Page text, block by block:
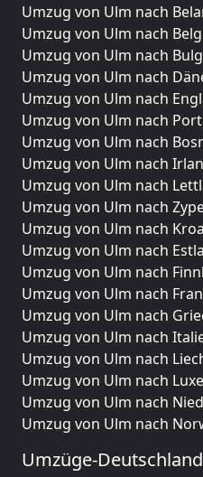
Umzug von Ulm nach
Umzug von Ulm nach
Umzug von Ulm nach
Umzug von Ulm nach
Umzug von Ulm nach
Umzug von Ulm nach
Umzug von Ulm nach
Umzug von Ulm nach
Umzug von Ulm nach
Umzug von Ulm nach
Umzug von Ulm nach
Umzug von Ulm nach
Umzug von Ulm nach
Umzug von Ulm nach
Umzug von Ulm nach
Umzug von Ulm nach
Umzug von Ulm nach
Umzug von Ulm nach
Umzug von Ulm nach
Umzug von Ulm nach
Umzüge-